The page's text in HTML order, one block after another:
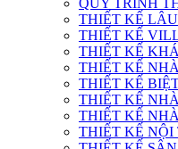
QUY TRÌNH
THIẾT KẾ
THIẾT KẾ
THIẾT KẾ
THIẾT KẾ
THIẾT KẾ
THIẾT KẾ
THIẾT KẾ
THIẾT KẾ NỘI